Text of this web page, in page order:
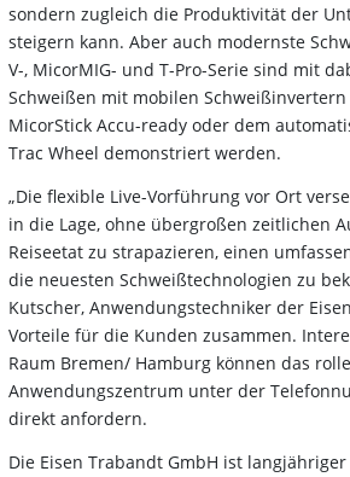
sondern zugleich die Produktivität der
steigern kann. Aber auch modernste
V-, MicorMIG- und T-Pro-Serie sind mit
Schweißen mit mobilen
MicorStick Accu-ready oder dem
Trac Wheel demonstriert werden.
„Die flexible Live-Vorführung vor Ort
in die Lage, ohne übergroßen zeitlichen
Reiseetat zu strapazieren, einen
die neuesten Schweißtechnologien zu
Kutscher, Anwendungstechniker der
Vorteile für die Kunden zusammen.
Raum Bremen/ Hamburg können das
Anwendungszentrum unter der
direkt anfordern.
Die Eisen Trabandt GmbH ist